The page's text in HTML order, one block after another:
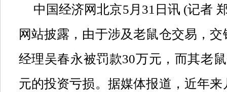
中国经济网北京5 月 31 日讯 (记者
网站披露，由于涉及老鼠仓交易，
经理吴春永被罚款30万元，而其老
元的投资亏损。据媒体报道，近年